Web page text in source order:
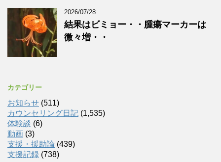
2026/07/28
結果はビミョー・・腫瘍マーカーは
微々増・・
カテゴリー
お知らせ (511)
カウンセリング日記 (1,535)
体験談 (6)
動画 (3)
支援・援助論 (439)
支援記録 (738)